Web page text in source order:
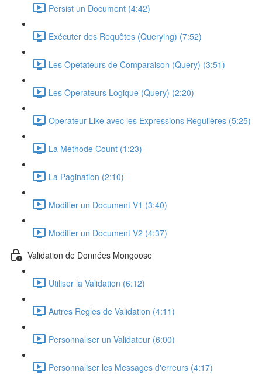
Persist un Document (4:42)
Exécuter des Requêtes (Querying) (7:52)
Les Opetateurs de Comparaison (Query) (3:51)
Les Operateurs Logique (Query) (2:20)
Operateur Like avec les Expressions Regulières (5:25)
La Méthode Count (1:23)
La Pagination (2:10)
Modifier un Document V1 (3:40)
Modifier un Document V2 (4:37)
Validation de Données Mongoose
Utiliser la Validation (6:12)
Autres Regles de Validation (4:11)
Personnaliser un Validateur (6:00)
Personnaliser les Messages d'erreurs (4:17)